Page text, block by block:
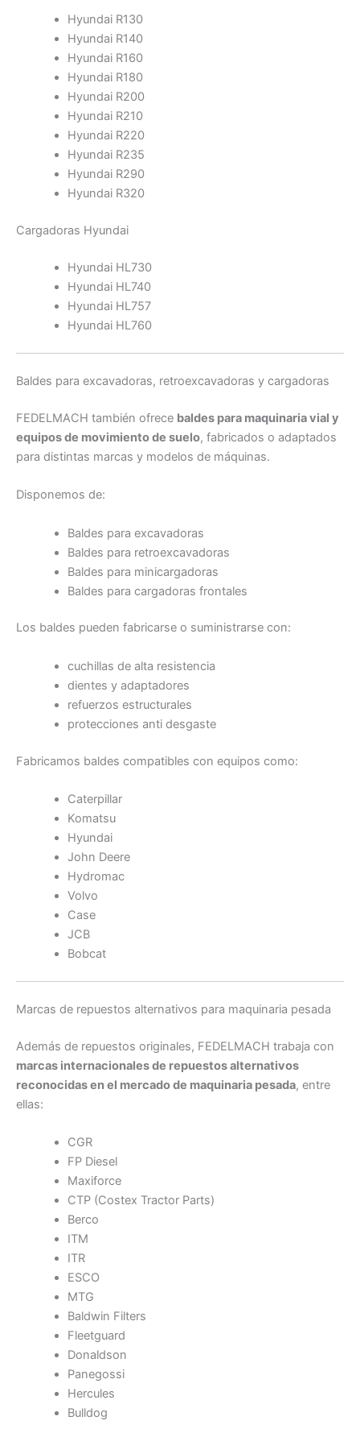
Hyundai R130
Hyundai R140
Hyundai R160
Hyundai R180
Hyundai R200
Hyundai R210
Hyundai R220
Hyundai R235
Hyundai R290
Hyundai R320
Cargadoras Hyundai
Hyundai HL730
Hyundai HL740
Hyundai HL757
Hyundai HL760
Baldes para excavadoras, retroexcavadoras y cargadoras
FEDELMACH también ofrece baldes para maquinaria vial y
equipos de movimiento de suelo, fabricados o adaptados
para distintas marcas y modelos de máquinas.
Disponemos de:
Baldes para excavadoras
Baldes para retroexcavadoras
Baldes para minicargadoras
Baldes para cargadoras frontales
Los baldes pueden fabricarse o suministrarse con:
cuchillas de alta resistencia
dientes y adaptadores
refuerzos estructurales
protecciones anti desgaste
Fabricamos baldes compatibles con equipos como:
Caterpillar
Komatsu
Hyundai
John Deere
Hydromac
Volvo
Case
JCB
Bobcat
Marcas de repuestos alternativos para maquinaria pesada
Además de repuestos originales, FEDELMACH trabaja con
marcas internacionales de repuestos alternativos
reconocidas en el mercado de maquinaria pesada, entre
ellas:
CGR
FP Diesel
Maxiforce
CTP (Costex Tractor Parts)
Berco
ITM
ITR
ESCO
MTG
Baldwin Filters
Fleetguard
Donaldson
Panegossi
Hercules
Bulldog